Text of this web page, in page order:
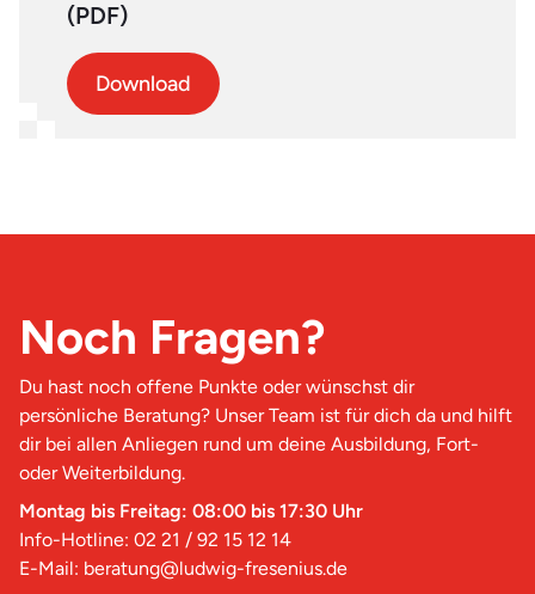
(PDF)
Download
Noch Fragen?
Du hast noch offene Punkte oder wünschst dir
persönliche Beratung? Unser Team ist für dich da und hilft
dir bei allen Anliegen rund um deine Ausbildung, Fort-
oder Weiterbildung.
Montag bis Freitag: 08:00 bis 17:30 Uhr
Info-Hotline: 02 21 / 92 15 12 14
E-Mail: beratung@ludwig-fresenius.de